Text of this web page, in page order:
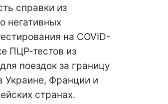
справки из
негативных
на COVID-
ПЦР-тестов из
поездок за границу
Украине, Франции и
странах.